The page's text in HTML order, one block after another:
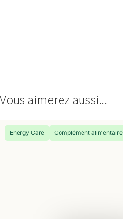
Vous aimerez aussi...
Energy Care Complément alimentaire